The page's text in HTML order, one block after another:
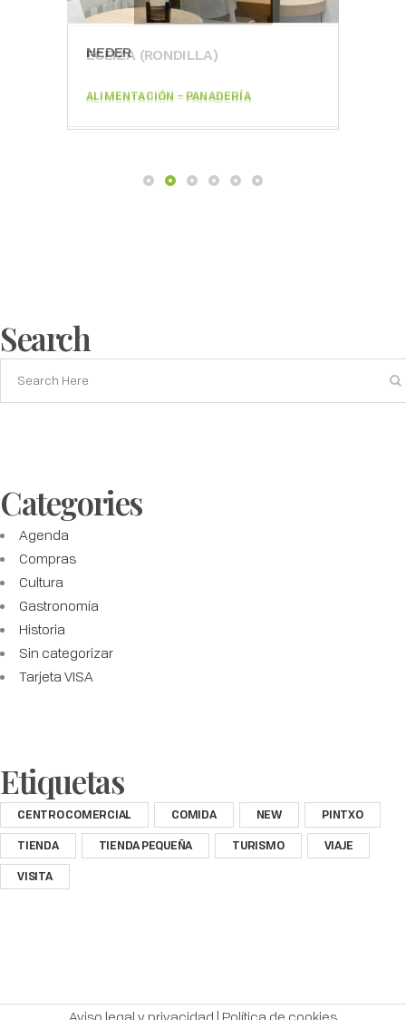
NEDER
ALIMENTACIÓN – PANADERÍA
ECEIZA (RONDILLA)
ALIMENTACIÓN – PANADERÍA
Search
Categories
Agenda
Compras
Cultura
Gastronomía
Historia
Sin categorizar
Tarjeta VISA
Etiquetas
CENTRO COMERCIAL COMIDA NEW
PINTXO
TIENDA
TIENDA PEQUEÑA TURISMO
VIAJE
VISITA
Aviso legal y privacidad | Política de cookies